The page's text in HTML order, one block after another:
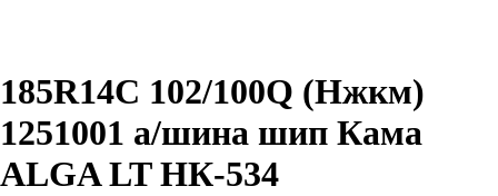
185R14C 102/100Q (Нжкм)
1251001 а/шина шип Кама
ALGA LT НК-534